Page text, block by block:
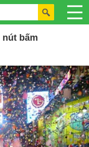
nút bấm